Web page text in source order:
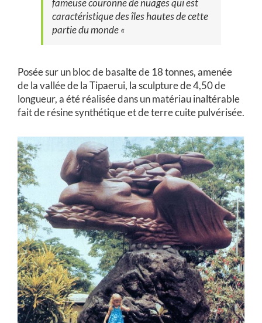
fameuse couronne de nuages qui est
caractéristique des îles hautes de cette
partie du monde «
Posée sur un bloc de basalte de 18 tonnes, amenée
de la vallée de la Tipaerui, la sculpture de 4,50 de
longueur,a été réalisée dans un matériau inaltérable
fait de résine synthétique et de terre cuite pulvérisée.